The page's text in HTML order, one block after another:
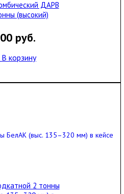
ДAPB
(высокий)
руб.
В корзину
2 тонны